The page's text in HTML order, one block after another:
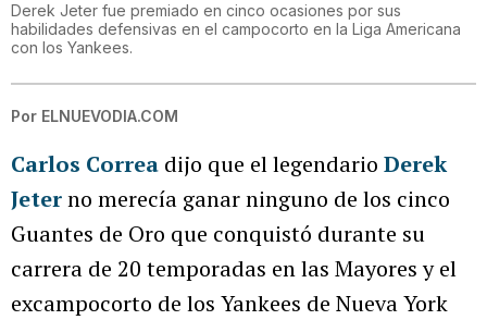
Derek Jeter fue premiado en cinco ocasiones por sus
habilidades defensivas en el campocorto en la Liga Americana
con los Yankees.
Por ELNUEVODIA.COM
Carlos Correa dijo que el legendario Derek
Jeterno merecía ganar ninguno de los cinco
Guantes de Oro que conquistó durante su
carrera de 20 temporadas en las Mayores y el
excampocorto de los Yankees de Nueva York